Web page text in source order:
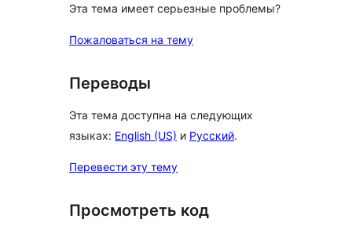
Эта тема имеет серьезные проблемы?
Пожаловаться на тему
Переводы
Эта тема доступна на следующих
языках: English (US) и Русский.
Перевести эту тему
Просмотреть код